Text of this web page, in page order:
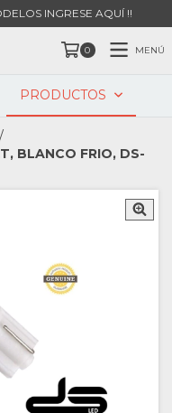
INGRESE AQUÍ !!
0 MENÚ
PRODUCTOS
/
BLANCO FRIO, DS-